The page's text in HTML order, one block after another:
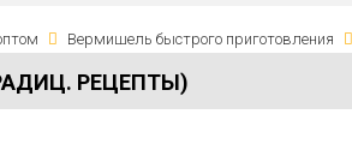
Вермишель быстрого приготовления
РЕЦЕПТЫ)